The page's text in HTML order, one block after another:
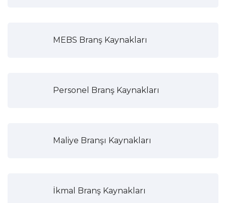
MEBS Branş Kaynakları
Personel Branş Kaynakları
Maliye Branşı Kaynakları
İkmal Branş Kaynakları